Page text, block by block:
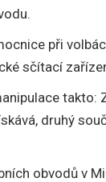
při
sčítací
takto:
druhý
obvodů v